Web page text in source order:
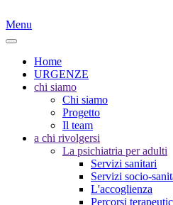
Menu
Home
URGENZE
chi siamo
Chi siamo
Progetto
Il team
a chi rivolgersi
La psichiatria per adulti
Servizi sanitari
Servizi socio-
L'accoglienza
Percorsi